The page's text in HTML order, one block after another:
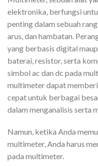
elektronika, berfungsi
penting dalam sebuah
arus, dan hambatan.
yang berbasis digital
baterai, resistor, serta
simbol ac dan dc pada
multimeter dapat
cepat untuk berbagai
dalam menganalisis serta
Namun, ketika Anda
multimeter, Anda harus
pada multimeter.